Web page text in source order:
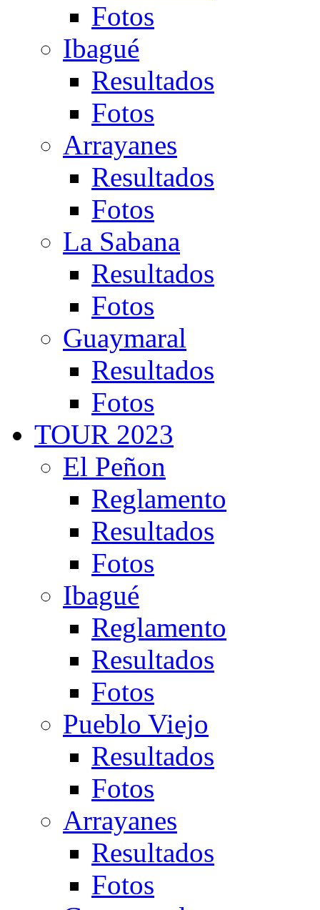
Fotos
Ibagué
Resultados
Fotos
Arrayanes
Resultados
Fotos
La Sabana
Resultados
Fotos
Guaymaral
Resultados
Fotos
TOUR 2023
El Peñon
Reglamento
Resultados
Fotos
Ibagué
Reglamento
Resultados
Fotos
Pueblo Viejo
Resultados
Fotos
Arrayanes
Resultados
Fotos